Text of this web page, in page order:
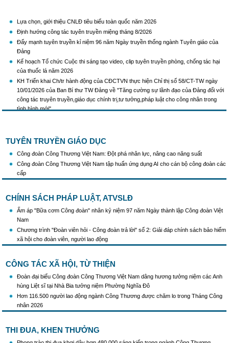
Định hướng công tác tuyên truyền miệng tháng 8/2026
Đẩy mạnh tuyên truyền kỉ niệm 96 năm Ngày truyền thống ngành Tuyên giáo của
Đảng
Kế hoạch Tổ chức Cuộc thi sáng tạo video, clip tuyên truyền phòng, chống tác hại
của thuốc lá năm 2026
KH Triển khai Ch/tr hành động của CĐCTVN thực hiện Chỉ thị số 58/CT-TW ngày
10/01/2026 của Ban Bí thư TW Đảng về "Tăng cường sự lãnh đạo của Đảng đối với
công tác truyên truyền,giáo dục chính trị,tư tưởng,pháp luật cho công nhân trong
Triển khai thực hiện Hướng dẫn số 28/HD-BTGDVTW về xác định, lựa chọn ngày
tập và xác định danh tính hài cốt liệt sĩ"
Hướng dẫn tuyên truyền kỷ niệm 97 năm Ngày thành lập Công đoàn Việt Nam
(28/7/1929 - 28/7/2026)
Khẩu hiệu tuyên truyền trong nhiệm kỳ Đại hội XIV của Đảng
công tác phòng, chống buôn lậu, vận chuyển, sản xuất, mua bán, tàng trữ, sử dụng
trái phép thuốc lá trong tình hình mới
TUYÊN TRUYỀN GIÁO DỤC
Công đoàn Công Thương Việt Nam: Đột phá nhân lực, nâng cao năng suất
Công đoàn Công Thương Việt Nam tập huấn ứng dụng AI cho cán bộ công đoàn các
cấp
CHÍNH SÁCH PHÁP LUẬT, ATVSLĐ
Ấm áp "Bữa cơm Công đoàn" nhân kỷ niệm 97 năm Ngày thành lập Công đoàn Việt
Nam
Chương trình "Đoàn viên hỏi - Công đoàn trả lời" số 2: Giải đáp chính sách bảo hiểm
xã hội cho đoàn viên, người lao động
CÔNG TÁC XÃ HỘI, TỪ THIỆN
Đoàn đại biểu Công đoàn Công Thương Việt Nam dâng hương tưởng niệm các Anh
hùng Liệt sĩ tại Nhà Bia tưởng niệm Phường Nghĩa Đô
Hơn 116.500 người lao động ngành Công Thương được chăm lo trong Tháng Công
nhân 2026
THI ĐUA, KHEN THƯỞNG